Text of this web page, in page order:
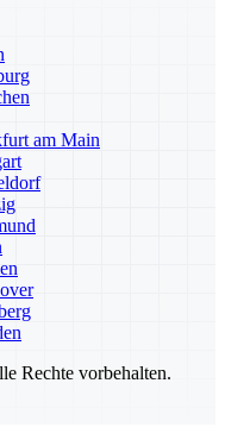
am Main
Rechte vorbehalten.